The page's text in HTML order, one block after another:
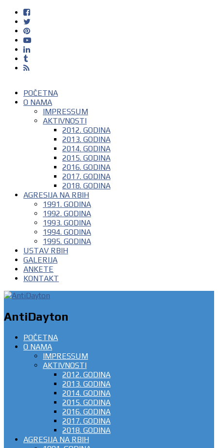
POČETNA
O NAMA
IMPRESSUM
AKTIVNOSTI
2012. GODINA
2013. GODINA
2014. GODINA
2015. GODINA
2016. GODINA
2017. GODINA
2018. GODINA
AGRESIJA NA RBIH
1991. GODINA
1992. GODINA
1993. GODINA
1994. GODINA
1995. GODINA
USTAV RBIH
GALERIJA
ANKETE
KONTAKT
AntiDayton
POČETNA
O NAMA
IMPRESSUM
AKTIVNOSTI
2012. GODINA
2013. GODINA
2014. GODINA
2015. GODINA
2016. GODINA
2017. GODINA
2018. GODINA
AGRESIJA NA RBIH